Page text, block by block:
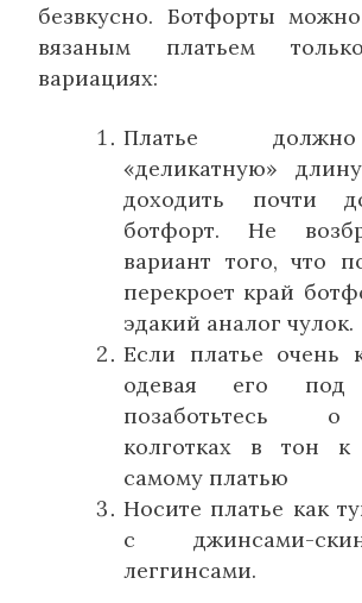
безвкусно. Ботфорты
вязаным платьем
вариациях:
Платье
«деликатную»
доходить почти
ботфорт. Не
вариант того, что
перекроет край
эдакий аналог чулок.
Если платье очень
одевая его под
позаботьтесь
колготках в тон
самому платью
Носите платье как
с джинсами-
леггинсами.